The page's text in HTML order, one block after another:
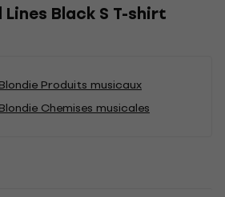
Black S T-shirt
Produits musicaux
Chemises musicales